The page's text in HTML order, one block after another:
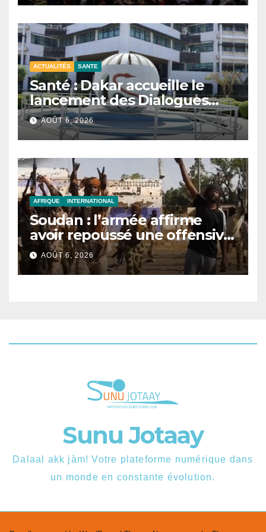
ACTUALITÉS SANTE
Santé : Dakar accueille le
lancement des Dialogues
stratégiques sur les
réformes.
AOÛT 6, 2026
AFRIQUE INTERNATIONAL
Soudan : l’armée affirme
avoir repoussé une offensive
des FSR au Darfour
occidental
AOÛT 6, 2026
Sunu Jotaay
Dalaal akk jàm! Votre plateforme numérique dans
un monde en constante évolution.